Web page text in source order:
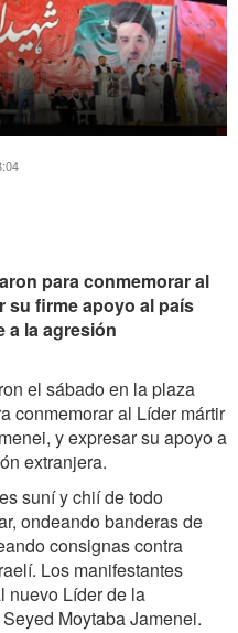
para conmemorar al
su firme apoyo al país
a la agresión
el sábado en la plaza
conmemorar al Líder mártir
y expresar su apoyo a
extranjera.
suní y chií de todo
ondeando banderas de
consignas contra
Los manifestantes
nuevo Líder de la
Moytaba Jamenei.